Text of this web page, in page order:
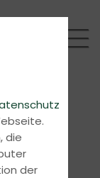
die
der